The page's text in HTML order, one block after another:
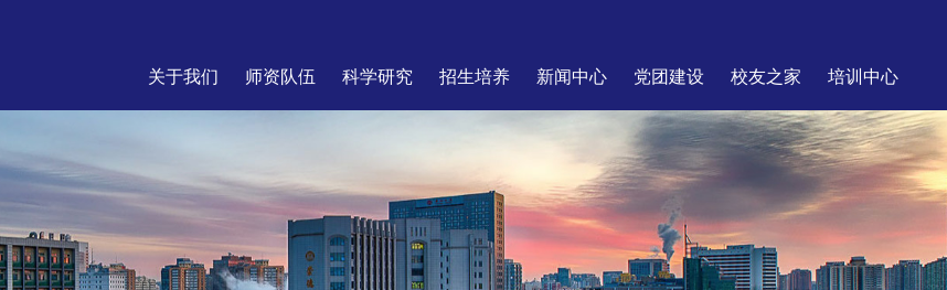
关于我们 师资队伍 科学研究 招生培养 新闻中心 党团建设 校友之家 培训中心